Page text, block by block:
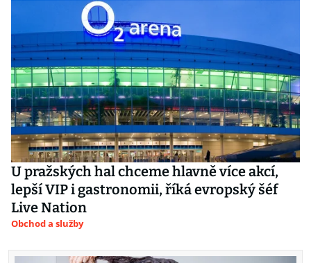
U pražských hal chceme hlavně více akcí,
lepší VIP i gastronomii, říká evropský šéf
Live Nation
Obchod a služby